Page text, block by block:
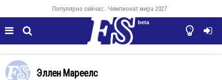
Популярно сейчас: Чемпионат мира 2027
  

beta
Эллен Мареелс